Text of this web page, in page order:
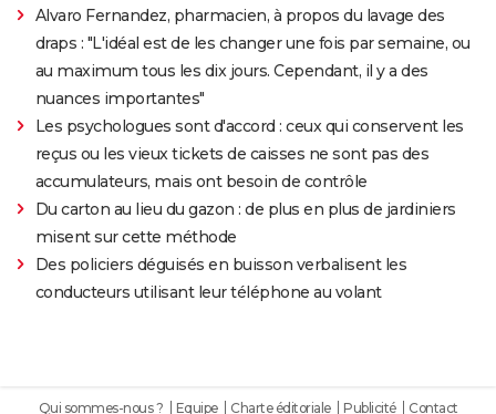
Alvaro Fernandez, pharmacien, à propos du lavage des
draps : "L'idéal est de les changer une fois par semaine, ou
au maximum tous les dix jours. Cependant, il y a des
nuances importantes"
Les psychologues sont d'accord : ceux qui conservent les
reçus ou les vieux tickets de caisses ne sont pas des
accumulateurs, mais ont besoin de contrôle
Du carton au lieu du gazon : de plus en plus de jardiniers
misent sur cette méthode
Des policiers déguisés en buisson verbalisent les
conducteurs utilisant leur téléphone au volant
Qui sommes-nous ? Equipe Charte éditoriale Publicité
Contact